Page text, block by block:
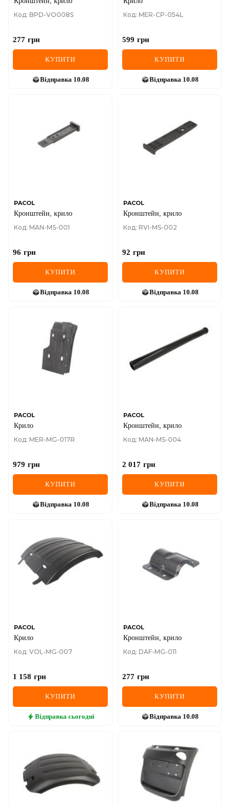
Код: BPD-VO008S
277 грн
КУПИТИ
Відправка 10.08
Код: MER-CP-054L
599 грн
КУПИТИ
Відправка 10.08
PACOL
Кронштейн, крило
Код: MAN-MS-001
96 грн
КУПИТИ
Відправка 10.08
PACOL
Кронштейн, крило
Код: RVI-MS-002
92 грн
КУПИТИ
Відправка 10.08
PACOL
Крило
Код: MER-MG-017R
979 грн
КУПИТИ
Відправка 10.08
PACOL
Кронштейн, крило
Код: MAN-MS-004
2 017 грн
КУПИТИ
Відправка 10.08
PACOL
Крило
Код: VOL-MG-007
1 158 грн
КУПИТИ
Відправка сьогодні
PACOL
Кронштейн, крило
Код: DAF-MG-011
277 грн
КУПИТИ
Відправка 10.08